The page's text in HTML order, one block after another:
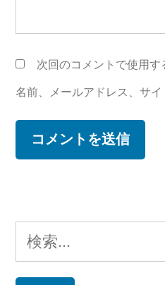
次回のコメントで使用
名前、メールアドレス、サイ
検
索: